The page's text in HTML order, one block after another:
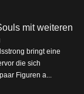
mit weiteren
bringt eine
die sich
Figuren a...